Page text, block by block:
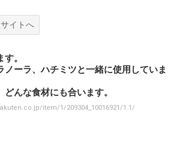
イトへ
。
ノーラ、ハチミツと一緒に使用していま
んな食材にも合います。
item/1/209304_10016921/1.1/